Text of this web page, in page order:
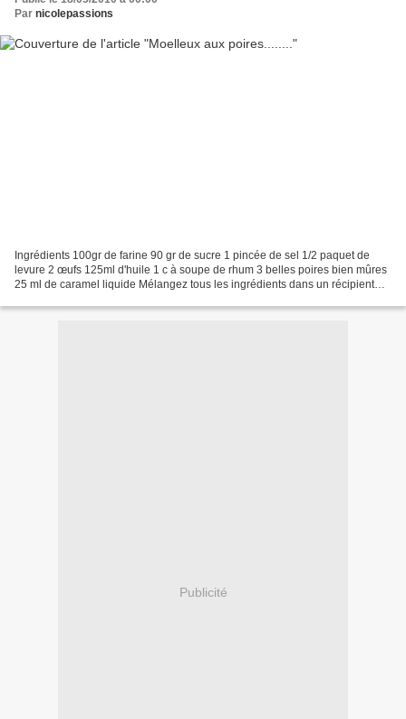
Par nicolepassions
Ingrédients 100gr de farine 90 gr de sucre 1 pincée de sel 1/2 paquet de
levure 2 œufs 125ml d'huile 1 c à soupe de rhum 3 belles poires bien mûres
25 ml de caramel liquide Mélangez tous les ingrédients dans un récipient
Publicité